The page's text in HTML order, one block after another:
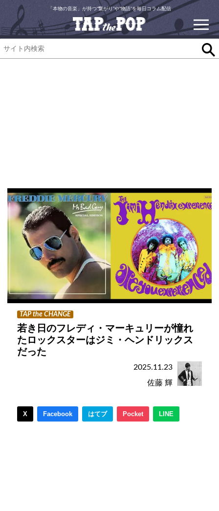
「本物の音楽」が持つ“繋がり”や“物語”を毎日コラム配信
TAP the CHANGE
若き日のフレディ・マーキュリーが憧れ
たロックスターはジミ・ヘンドリックス
だった
2025.11.23
佐藤 輝
X Facebook はてブ Pocket LINE